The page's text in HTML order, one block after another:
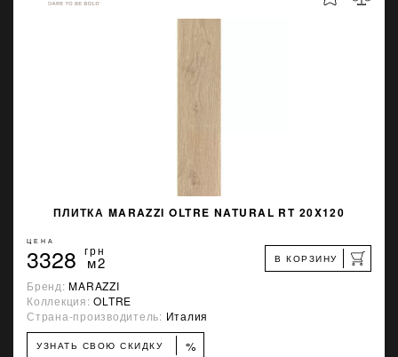
ПЛИТКА MARAZZI OLTRE NATURAL RT 20X120
ЦЕНА
3328 грн
м2 В КОРЗИНУ
Бренд:MARAZZI
Коллекция:OLTRE
Страна-производитель: Италия
УЗНАТЬ СВОЮ СКИДКУ %